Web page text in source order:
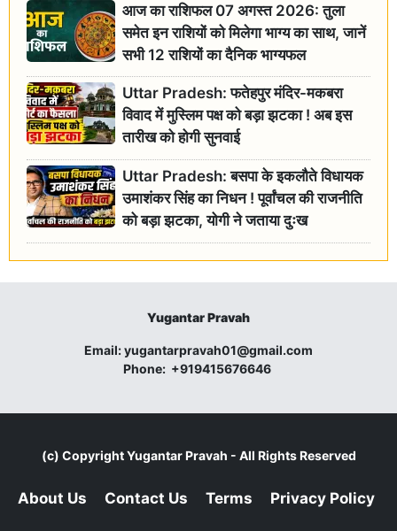
आज का राशिफल 07 अगस्त 2026: तुला
समेत इन राशियों को मिलेगा भाग्य का साथ, जानें
सभी 12 राशियों का दैनिक भाग्यफल
Uttar Pradesh: फतेहपुर मंदिर-मकबरा
विवाद में मुस्लिम पक्ष को बड़ा झटका ! अब इस
तारीख को होगी सुनवाई
Uttar Pradesh: बसपा के इकलौते विधायक
उमाशंकर सिंह का निधन ! पूर्वांचल की राजनीति
को बड़ा झटका, योगी ने जताया दुःख
Yugantar Pravah
Email:yugantarpravah01@gmail.com
Phone: +919415676646
(c) CopyrightYugantar Pravah - All Rights Reserved
About Us Contact Us Terms Privacy Policy